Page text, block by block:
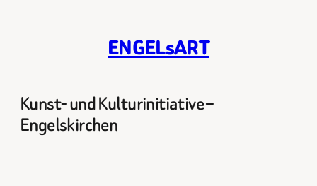
ENGELsART
Kunst- und Kulturinitiative –
Engelskirchen